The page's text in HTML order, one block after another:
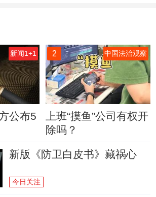
新闻1+1
公布5
2 中国法治观察
上班“摸鱼”公司有权开
除吗？
新版《防卫白皮书》藏祸心
今日关注